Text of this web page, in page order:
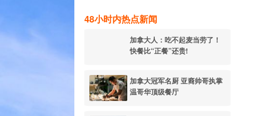
48小时内热点新闻
加拿大人：吃不起麦当劳了！
快餐比“正餐”还贵!
加拿大冠军名厨 亚裔帅哥执掌
温哥华顶级餐厅